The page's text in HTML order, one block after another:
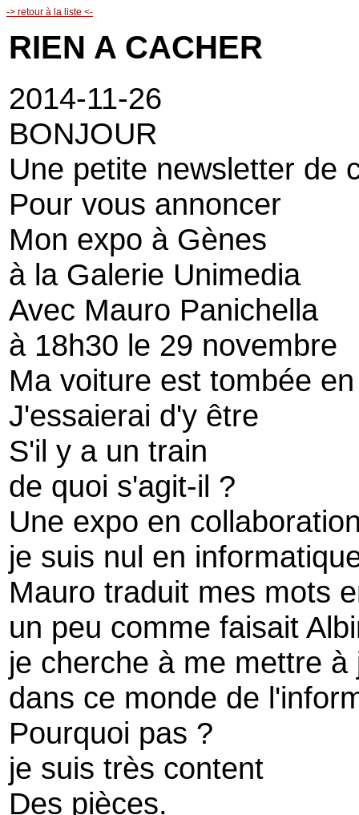
-> retour à la liste <-
RIEN A CACHER
2014-11-26
BONJOUR
Une petite newsletter de
Pour vous annoncer
Mon expo à Gènes
à la Galerie Unimedia
Avec Mauro Panichella
à 18h30 le 29 novembre
Ma voiture est tombée
J'essaierai d'y être
S'il y a un train
de quoi s'agit-il ?
Une expo en
je suis nul en
Mauro traduit mes mots
un peu comme faisait
je cherche à me mettre à
dans ce monde de
Pourquoi pas ?
je suis très content
Des pièces.